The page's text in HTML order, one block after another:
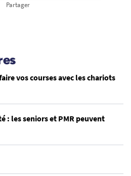
Partager
vos courses avec les chariots
: les seniors et PMR peuvent